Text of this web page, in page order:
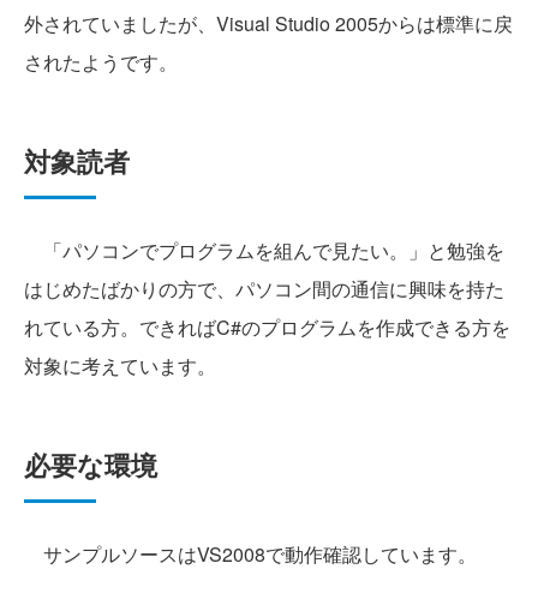
外されていましたが、Visual Studio 2005からは標準に戻
されたようです。
対象読者
「パソコンでプログラムを組んで見たい。」と勉強を
はじめたばかりの方で、パソコン間の通信に興味を持た
れている方。できればC#のプログラムを作成できる方を
対象に考えています。
必要な環境
サンプルソースはVS2008で動作確認しています。